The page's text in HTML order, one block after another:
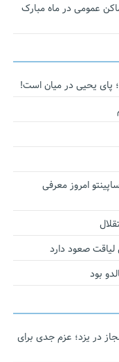
عمومی در ماه مبارک
پای یحیی در میان است!
امروز معرفی
صعود دارد
بود
در یزد؛ عزم جدی برای